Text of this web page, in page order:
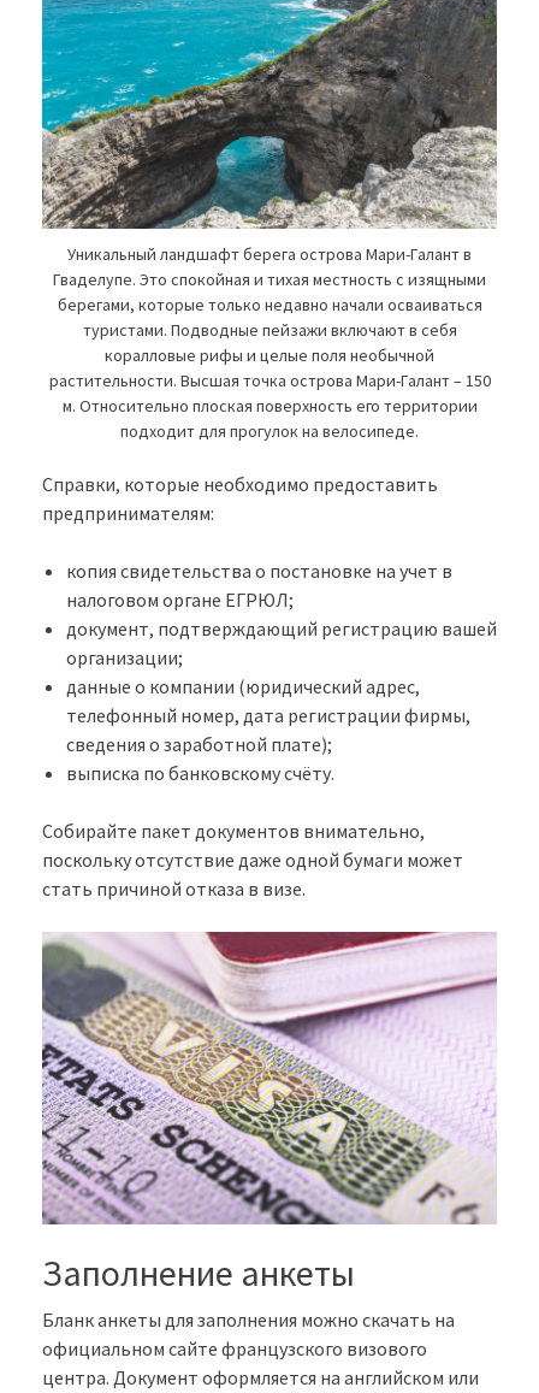
Уникальный ландшафт берега острова Мари-Галант в
Гваделупе. Это спокойная и тихая местность с изящными
берегами, которые только недавно начали осваиваться
туристами. Подводные пейзажи включают в себя
коралловые рифы и целые поля необычной
растительности. Высшая точка острова Мари-Галант – 150
м. Относительно плоская поверхность его территории
подходит для прогулок на велосипеде.
Справки, которые необходимо предоставить
предпринимателям:
копия свидетельства о постановке на учет в
налоговом органе ЕГРЮЛ;
документ, подтверждающий регистрацию вашей
организации;
данные о компании (юридический адрес,
телефонный номер, дата регистрации фирмы,
сведения о заработной плате);
выписка по банковскому счёту.
Собирайте пакет документов внимательно,
поскольку отсутствие даже одной бумаги может
стать причиной отказа в визе.
Заполнение анкеты
Бланк анкеты для заполнения можно скачать на
официальном сайте французского визового
центра. Документ оформляется на английском или